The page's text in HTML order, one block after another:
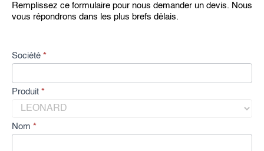
Remplissez ce formulaire pour nous demander un devis. Nous
vous répondrons dans les plus brefs délais.
D
e
a
e
d
Société *
Produit *
Nom *